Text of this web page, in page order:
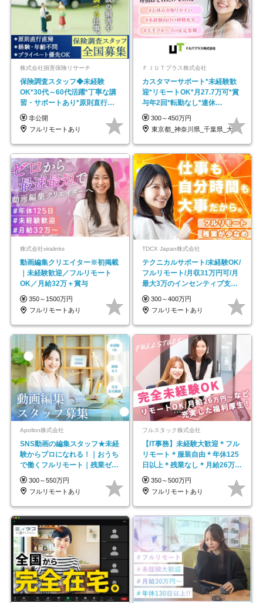
株式会社損害保険リサーチ
保険調査スタッフ◆未経験
OK*30代～60代活躍*丁寧な講
習・サポートあり*原則直行直
帰／全国募集・業務委託
非公開
フルリモートあり
ＦＪＵＴプラス株式会社
カスタマーサポート*未経験歓
迎*リモートOK*月27.7万可*賞
与年2回*転勤なし*連休
OK/ZE010232
300～450万円
東京都_神奈川県_千葉県_大阪府_愛知県…
株式会社viralinks
動画編集クリエイター※初掲載
｜未経験歓迎／フルリモート
OK／月給32万＋賞与
350～1500万円
フルリモートあり
TDCX Japan株式会社
テクニカルサポート/未経験OK/
フルリモート/月収31万円可/月
最大3万のインセンティブ支給/
平均年齢33歳
300～400万円
フルリモートあり
Apollon株式会社
SNS動画の編集スタッフ★未経
験からプロになれる！｜おうち
で働くフルリモート｜残業ゼロ
で18時退勤◎
300～550万円
フルリモートあり
フルスタック株式会社
【IT事務】未経験大歓迎＊フル
リモート＊服装自由＊年休125
日以上＊残業なし＊月給26万円
以上
350～500万円
フルリモートあり